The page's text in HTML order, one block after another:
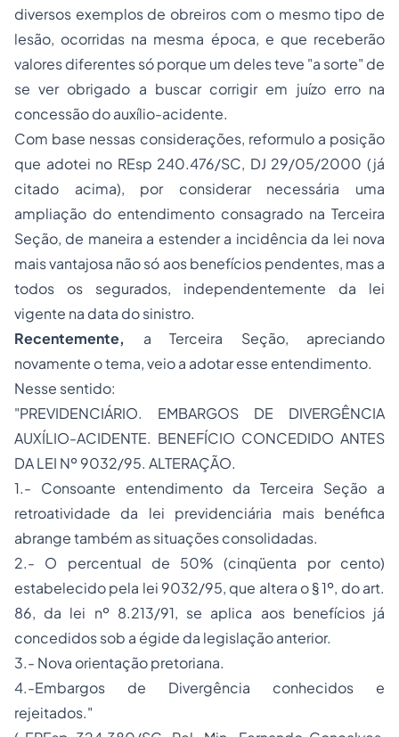
diversos exemplos de obreiros com o mesmo tipo de
lesão, ocorridas na mesma época, e que receberão
valores diferentes só porque um deles teve "a sorte" de
se ver obrigado a buscar corrigir em juízo erro na
concessão do auxílio-acidente.
Com base nessas considerações, reformulo a posição
que adotei no REsp 240.476/SC, DJ 29/05/2000 (já
citado acima), por considerar necessária uma
ampliação do entendimento consagrado na Terceira
Seção, de maneira a estender a incidência da lei nova
mais vantajosa não só aos benefícios pendentes, mas a
todos os segurados, independentemente da lei
vigente na data do sinistro.
Recentemente, a Terceira Seção, apreciando
novamente o tema, veio a adotar esse entendimento.
Nesse sentido:
"PREVIDENCIÁRIO. EMBARGOS DE DIVERGÊNCIA
AUXÍLIO-ACIDENTE. BENEFÍCIO CONCEDIDO ANTES
DA LEI Nº 9032/95. ALTERAÇÃO.
1.- Consoante entendimento da Terceira Seção a
retroatividade da lei previdenciária mais benéfica
abrange também as situações consolidadas.
2.- O percentual de 50% (cinqüenta por cento)
estabelecido pela lei 9032/95, que altera o § 1º, do art.
86, da lei nº 8.213/91, se aplica aos benefícios já
concedidos sob a égide da legislação anterior.
3.- Nova orientação pretoriana.
4.-Embargos de Divergência conhecidos e
rejeitados."